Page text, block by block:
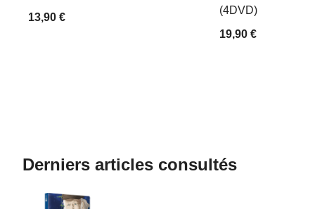
13,90 €
(4DVD)
19,90 €
Derniers articles consultés